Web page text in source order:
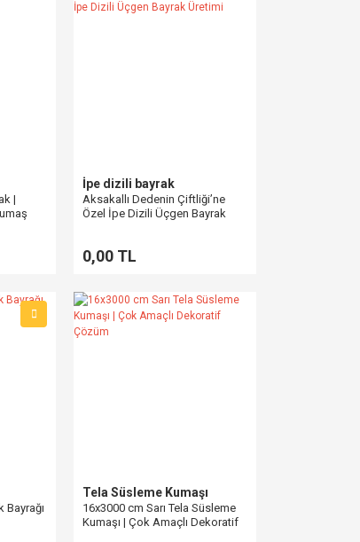
|
İpe dizili bayrak
Aksakallı Dedenin Çiftliği’ne
Özel İpe Dizili Üçgen Bayrak
0,00 TL
Bayrağı
Tela Süsleme Kumaşı
16x3000 cm Sarı Tela Süsleme
Kumaşı | Çok Amaçlı Dekoratif